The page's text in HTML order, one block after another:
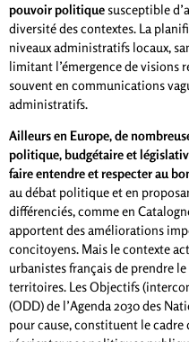
pouvoir politique susceptible
diversité des contextes. La
niveaux administratifs locaux,
limitant l’émergence de visions
souvent en communications
administratifs.
Ailleurs en Europe, de
politique, budgétaire et
faire entendre et respecter au
au débat politique et en
différenciés, comme en
apportent des améliorations
concitoyens. Mais le contexte
urbanistes français de prendre le
territoires. Les Objectifs
(ODD) de l’Agenda 2030 des
pour cause, constituent le cadre